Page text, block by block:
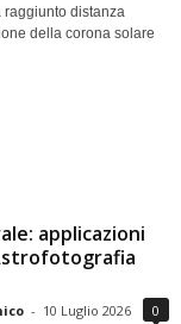
raggiunto distanza
della corona solare
applicazioni
- 10 Luglio 2026 0